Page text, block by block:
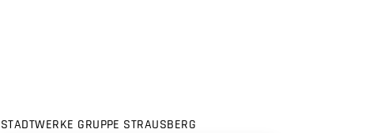
STADTWERKE GRUPPE STRAUSBERG